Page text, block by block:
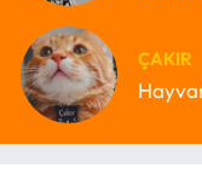
ÇAKIR